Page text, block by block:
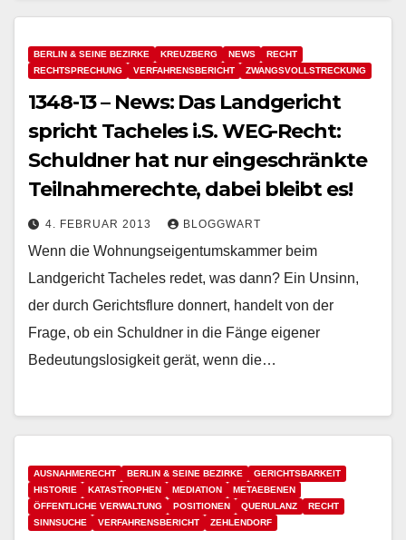
BERLIN & SEINE BEZIRKE KREUZBERG NEWS
RECHT
RECHTSPRECHUNG
VERFAHRENSBERICHT ZWANGSVOLLSTRECKUNG
1348-13 – News: Das Landgericht
spricht Tacheles i.S. WEG-Recht:
Schuldner hat nur eingeschränkte
Teilnahmerechte, dabei bleibt es!
4. FEBRUAR 2013 BLOGGWART
Wenn die Wohnungseigentumskammer beim
Landgericht Tacheles redet, was dann? Ein Unsinn,
der durch Gerichtsflure donnert, handelt von der
Frage, ob ein Schuldner in die Fänge eigener
Bedeutungslosigkeit gerät, wenn die…
AUSNAHMERECHT BERLIN & SEINE BEZIRKE
GERICHTSBARKEIT
HISTORIE
KATASTROPHEN MEDIATION
METAEBENEN
ÖFFENTLICHE VERWALTUNG
POSITIONEN QUERULANZ
RECHT
SINNSUCHE
VERFAHRENSBERICHT ZEHLENDORF